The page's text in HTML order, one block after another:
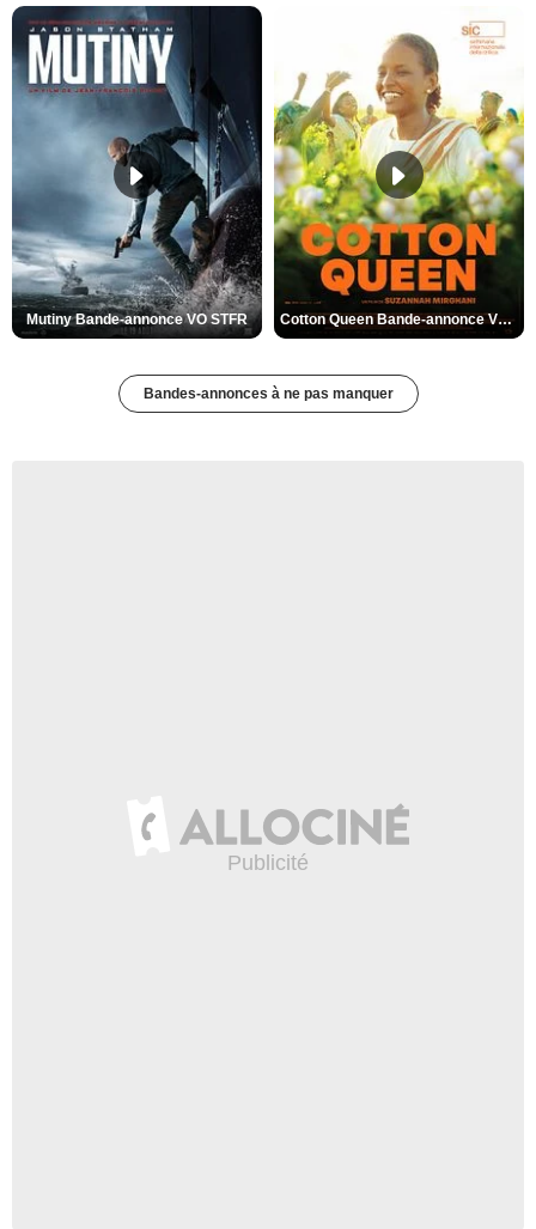
Mutiny Bande-annonce VO STFR Cotton Queen Bande-annonce VO STFR
Bandes-annonces à ne pas manquer